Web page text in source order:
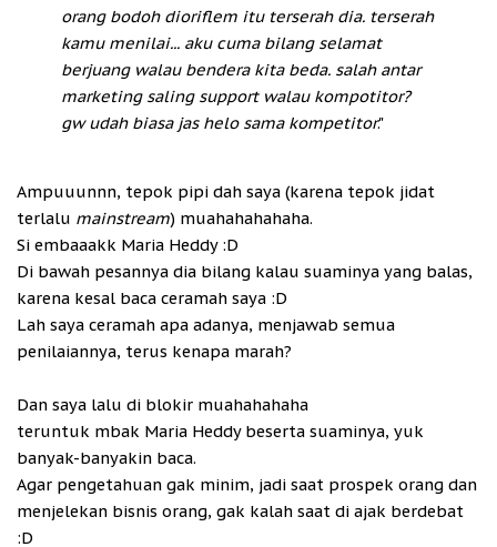
orang bodoh dioriflem itu terserah dia. terserah
kamu menilai... aku cuma bilang selamat
berjuang walau bendera kita beda. salah antar
marketing saling support walau kompotitor?
gw udah biasa jas helo sama kompetitor."
Ampuuunnn, tepok pipi dah saya (karena tepok jidat
terlalu mainstream) muahahahahaha.
Si embaaakk Maria Heddy :D
Di bawah pesannya dia bilang kalau suaminya yang balas,
karena kesal baca ceramah saya :D
Lah saya ceramah apa adanya, menjawab semua
penilaiannya, terus kenapa marah?
Dan saya lalu di blokir muahahahaha
teruntuk mbak Maria Heddy beserta suaminya, yuk
banyak-banyakin baca.
Agar pengetahuan gak minim, jadi saat prospek orang dan
menjelekan bisnis orang, gak kalah saat di ajak berdebat
:D